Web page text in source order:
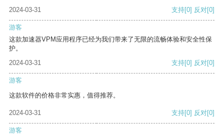
2024-03-31
支持[0] 反对[0]
游客
这款加速器VPM应用程序已经为我们带来了无限的流畅体验和安全性保
护。
2024-03-31
支持[0] 反对[0]
游客
这款软件的价格非常实惠，值得推荐。
2024-03-31 支持[0] 反对[0]
游客